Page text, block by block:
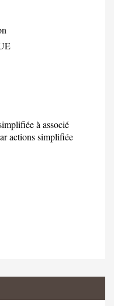
à associé
actions simplifiée